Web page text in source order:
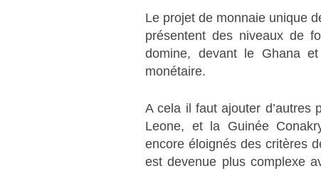
Le projet de monnaie unique
présentent des niveaux de
domine, devant le Ghana
monétaire.
A cela il faut ajouter d’autres
Leone, et la Guinée
encore éloignés des critères
est devenue plus complexe